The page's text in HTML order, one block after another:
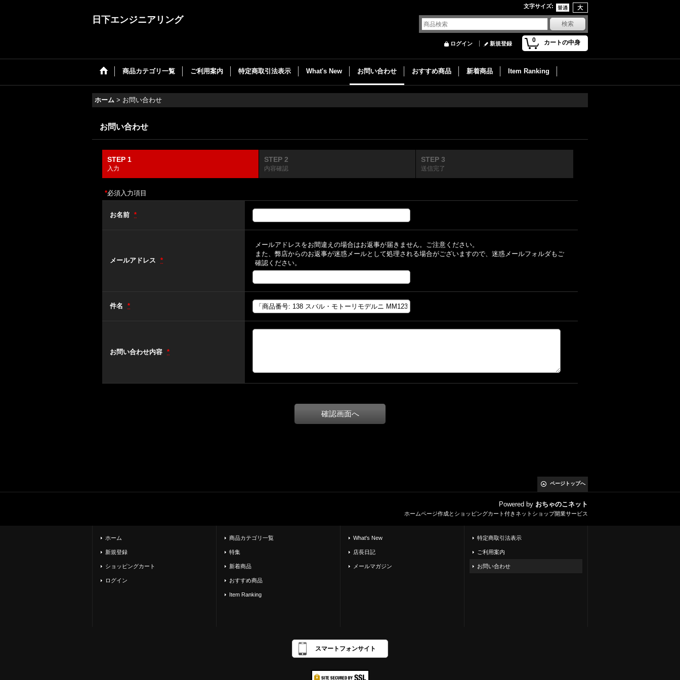
文字サイズ:
日下エンジニアリング
0 カートの中身
ログイン 新規登録
商品カテゴリ一覧 ご利用案内 特定商取引法表示 What's New お問い合わせ おすすめ商品 新着商品 Item Ranking
ホーム > お問い合わせ
お問い合わせ
STEP 1
入力
STEP 2
内容確認
STEP 3
送信完了
*必須入力項目
お名前 *
メールアドレス *
メールアドレスをお間違えの場合はお返事が届きません。ご注意ください。
また、弊店からのお返事が迷惑メールとして処理される場合がございますので、迷惑メールフォルダもご
確認ください。
件名 *
お問い合わせ内容 *
ページトップへ
Powered by おちゃのこネット
ホームページ作成とショッピングカート付きネットショップ開業サービス
ホーム
新規登録
ショッピングカート
ログイン
商品カテゴリ一覧
特集
新着商品
おすすめ商品
Item Ranking
What's New
店長日記
メールマガジン
特定商取引法表示
ご利用案内
お問い合わせ
スマートフォンサイト